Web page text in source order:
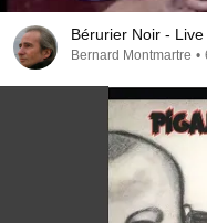
Bérurier Noir -
Bernard Montmartre •